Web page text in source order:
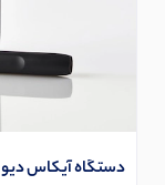
دستگاه آیکاس دیو 3 ازکی بخرم؟